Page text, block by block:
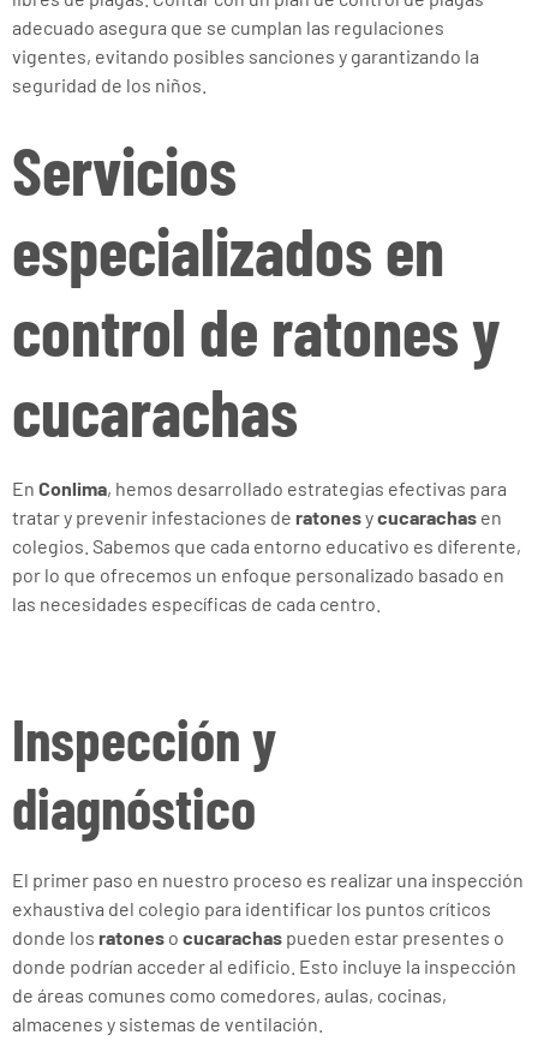
adecuado asegura que se cumplan las regulaciones
vigentes, evitando posibles sanciones y garantizando la
seguridad de los niños.
Servicios
especializados en
control de ratones y
cucarachas
En Conlima, hemos desarrollado estrategias efectivas para
tratar y prevenir infestaciones de ratonesycucarachas en
colegios. Sabemos que cada entorno educativo es diferente,
por lo que ofrecemos un enfoque personalizado basado en
las necesidades específicas de cada centro.
Inspección y
diagnóstico
El primer paso en nuestro proceso es realizar una inspección
exhaustiva del colegio para identificar los puntos críticos
donde los ratones o cucarachas pueden estar presentes o
donde podrían acceder al edificio. Esto incluye la inspección
de áreas comunes como comedores, aulas, cocinas,
almacenes y sistemas de ventilación.